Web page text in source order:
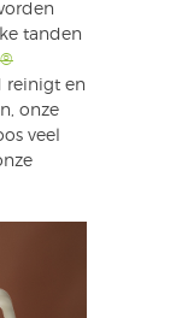
tanden
reinigt en
onze
veel